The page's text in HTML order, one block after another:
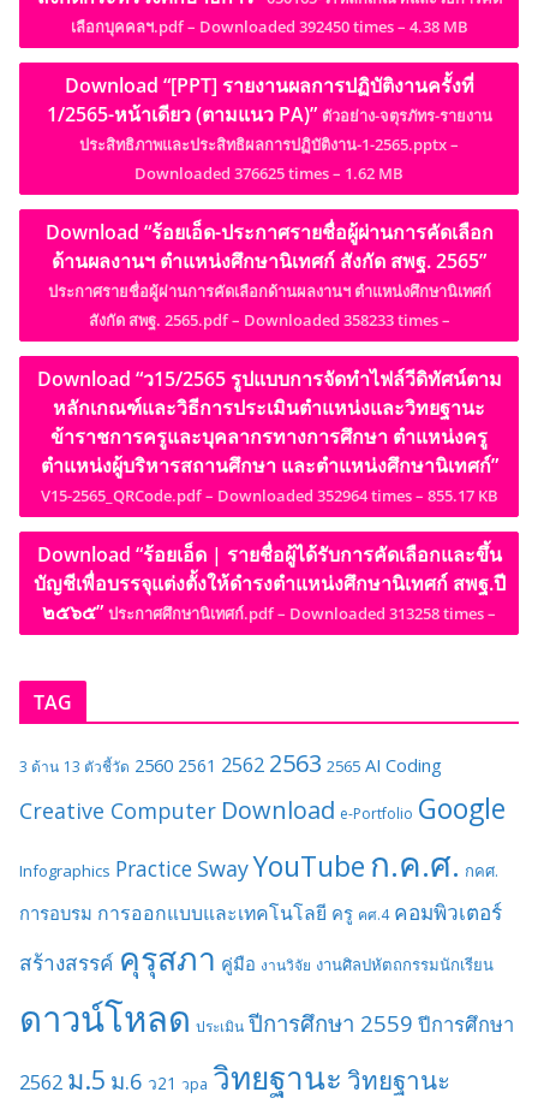
เลือกบุคคลฯ.pdf – Downloaded 392450 times – 4.38 MB
Download “[PPT] รายงานผลการปฏิบัติงานครั้งที่
1/2565-หน้าเดียว (ตามแนว PA)” ตัวอย่าง-จตุรภัทร-รายงาน
ประสิทธิภาพและประสิทธิผลการปฏิบัติงาน-1-2565.pptx –
Downloaded 376625 times – 1.62 MB
Download “ร้อยเอ็ด-ประกาศรายชื่อผู้ผ่านการคัดเลือก
ด้านผลงานฯ ตำแหน่งศึกษานิเทศก์ สังกัด สพฐ. 2565”
ประกาศรายชื่อผู้ผ่านการคัดเลือกด้านผลงานฯ ตำแหน่งศึกษานิเทศก์
สังกัด สพฐ. 2565.pdf – Downloaded 358233 times –
Download “ว15/2565 รูปแบบการจัดทำไฟล์วีดิทัศน์ตาม
หลักเกณฑ์และวิธีการประเมินตำแหน่งและวิทยฐานะ
ข้าราชการครูและบุคลากรทางการศึกษา ตำแหน่งครู
ตำแหน่งผู้บริหารสถานศึกษา และตำแหน่งศึกษานิเทศก์”
V15-2565_QRCode.pdf – Downloaded 352964 times – 855.17 KB
Download “ร้อยเอ็ด | รายชื่อผู้ได้รับการคัดเลือกและขึ้น
บัญชีเพื่อบรรจุแต่งตั้งให้ดำรงตำแหน่งศึกษานิเทศก์ สพฐ.ปี
๒๕๖๕” ประกาศศึกษานิเทศก์.pdf – Downloaded 313258 times –
TAG
3 ด้าน 13 ตัวชี้วัด 2560 2561 2562 2563 2565 AI Coding
Creative Computer Download e-Portfolio Google
Infographics Practice SwayYouTubeก.ค.ศ. กคศ.
การอบรม การออกแบบและเทคโนโลยี ครู คศ.4 คอมพิวเตอร์
สร้างสรรค์ คุรุสภา คู่มือ งานวิจัย งานศิลปหัตถกรรมนักเรียน
ดาวน์โหลด ประเมิน ปีการศึกษา 2559 ปีการศึกษา
2562 ม.5 ม.6 ว21 วpa วิทยฐานะ วิทยฐานะ